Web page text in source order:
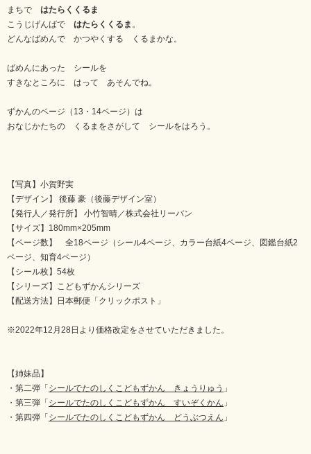
まちで はたらくくるま
こうじげんばで はたらくくるま 。
どんなばめんで かつやくする くるまかな。
ばめんにあった シールを
すきなところに はって あそんでね。
ずかんのページ（13・14ページ）は
おなじかたちの くるまをさがして シールをはろう。
【写真】小賀野実
【デザイン】 後藤 豪（後藤デザイン室）
【発行人／発行所】 小竹智晴／株式会社リーバン
【サイズ】180mm×205mm
【ページ数】 全18ページ（シール4ページ、カラー台紙4ページ、図鑑台紙2
ページ、知育4ページ）
【シール枚】54枚
【シリーズ】こどもずかんシリーズ
【配送方法】日本郵便「クリックポスト」
※2022年12月28日より価格改定をさせていただきました。
【姉妹品】
・第二弾「 シールでたのしくこどもずかん きょうりゅう 」
・第三弾「 シールでたのしくこどもずかん すいぞくかん 」
・第四弾「 シールでたのしくこどもずかん どうぶつえん 」